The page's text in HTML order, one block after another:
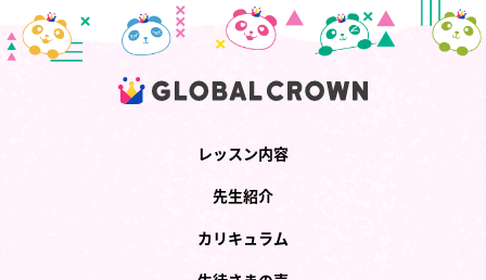
レッスン内容
先生紹介
カリキュラム